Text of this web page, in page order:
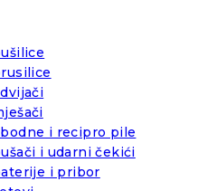
i recipro pile
i udarni čekići
i pribor